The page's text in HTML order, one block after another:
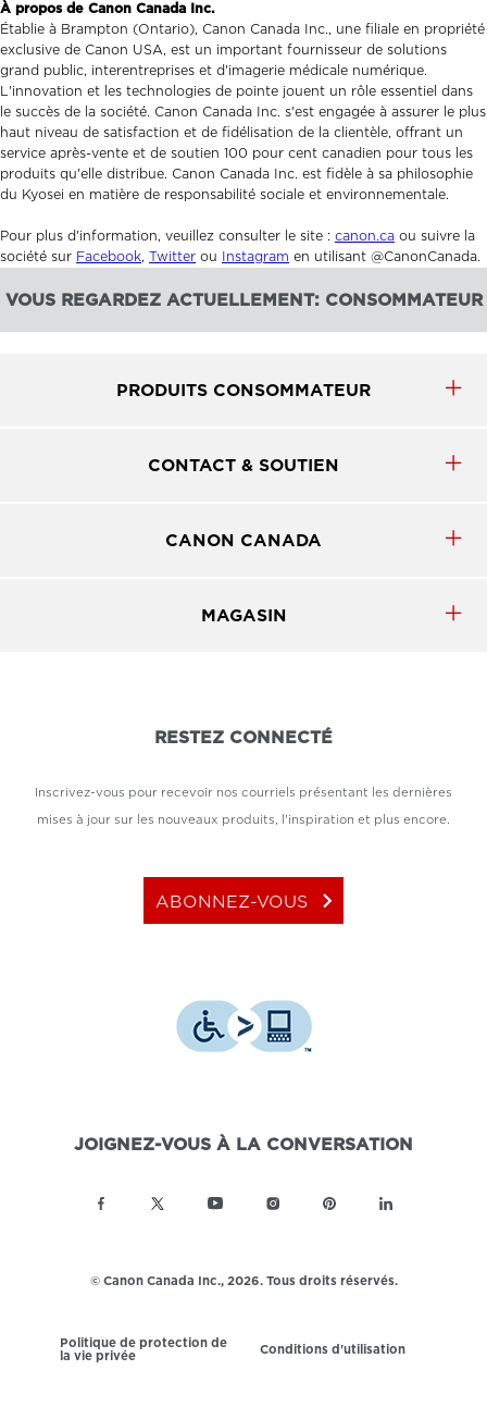
À propos de Canon Canada Inc.
Établie à Brampton (Ontario), Canon Canada Inc., une filiale en propriété
exclusive de Canon USA, est un important fournisseur de solutions
grand public, interentreprises et d'imagerie médicale numérique.
L'innovation et les technologies de pointe jouent un rôle essentiel dans
le succès de la société. Canon Canada Inc. s'est engagée à assurer le plus
haut niveau de satisfaction et de fidélisation de la clientèle, offrant un
service après-vente et de soutien 100 pour cent canadien pour tous les
produits qu'elle distribue. Canon Canada Inc. est fidèle à sa philosophie
du Kyosei en matière de responsabilité sociale et environnementale.
Pour plus d'information, veuillez consulter le site : canon.ca ou suivre la
société sur Facebook, Twitter ou Instagram en utilisant @CanonCanada.
VOUS REGARDEZ ACTUELLEMENT: CONSOMMATEUR
PRODUITS CONSOMMATEUR
CONTACT & SOUTIEN
CANON CANADA
MAGASIN
RESTEZ CONNECTÉ
Inscrivez-vous pour recevoir nos courriels présentant les dernières
mises à jour sur les nouveaux produits, l'inspiration et plus encore.
ABONNEZ-VOUS keyboard_arrow_right
JOIGNEZ-VOUS À LA CONVERSATION
© Canon Canada Inc., 2026. Tous droits réservés.
Politique de protection de
la vie privée
Conditions d'utilisation